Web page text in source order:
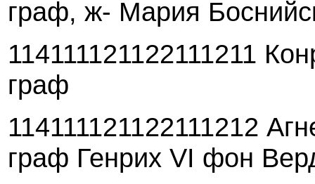
граф, ж- Мария
114111121122111211
граф
114111121122111212
граф Генрих VI фон